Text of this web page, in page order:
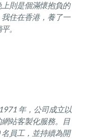
則是個滿懷抱負的
住在香港，養了一
。
年，公司成立以
站客製化服務。目
員工，並持續為開